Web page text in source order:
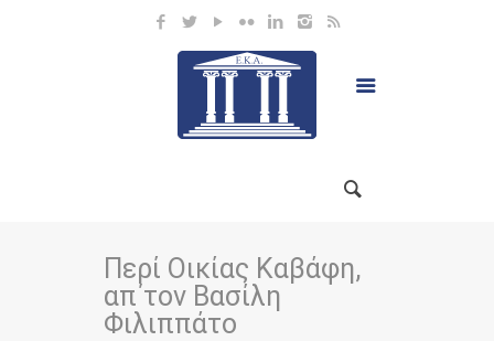
Περί Οικίας Καβάφη,
απ΄τον Βασίλη
Φιλιππάτο